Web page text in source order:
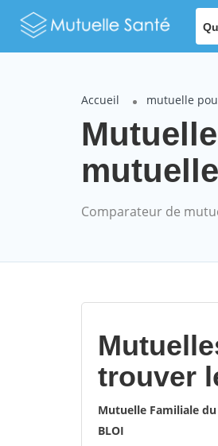
Accueil mutuelle
Comparateur de
trouver
Mutuelle Familiale
BLOI